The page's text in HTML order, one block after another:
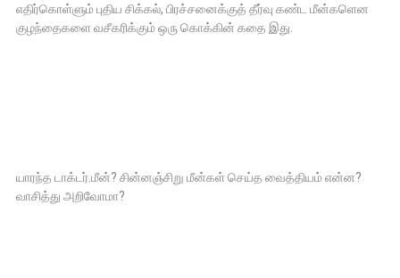
எதிர்கொள்ளும் புதிய சிக்கல், பிரச்சனைக்குத் தீர்வு கண்ட மீன்களென
குழந்தைகளை வசீகரிக்கும் ஒரு கொக்கின் கதை இது.
யாரந்த டாக்டர்.மீன்? சின்னஞ்சிறு மீன்கள் செய்த வைத்தியம் என்ன?
வாசித்து அறிவோமா?